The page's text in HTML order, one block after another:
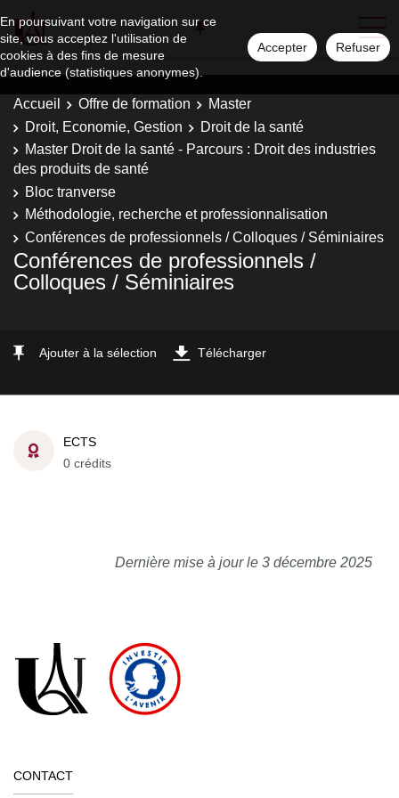
En poursuivant votre navigation sur ce
site, vous acceptez l'utilisation de
cookies à des fins de mesure
d'audience (statistiques anonymes).
Accepter Refuser
Accueil Offre de formation
Master
Droit, Economie, Gestion
Droit de la santé
Master Droit de la santé - Parcours : Droit des industries
des produits de santé
Bloc tranverse
Méthodologie, recherche et professionnalisation
Conférences de professionnels / Colloques / Séminiaires
Conférences de professionnels /
Colloques / Séminiaires
Ajouter à la sélection Télécharger
ECTS
0 crédits
Dernière mise à jour le 3 décembre 2025
CONTACT